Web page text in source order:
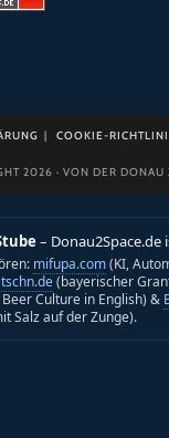
COOKIE-
2026 · VON DER DONAU
– Donau2Space.de
mifupa.com(KI,
(bayerischer
Culture in English) &
Salz auf der Zunge).